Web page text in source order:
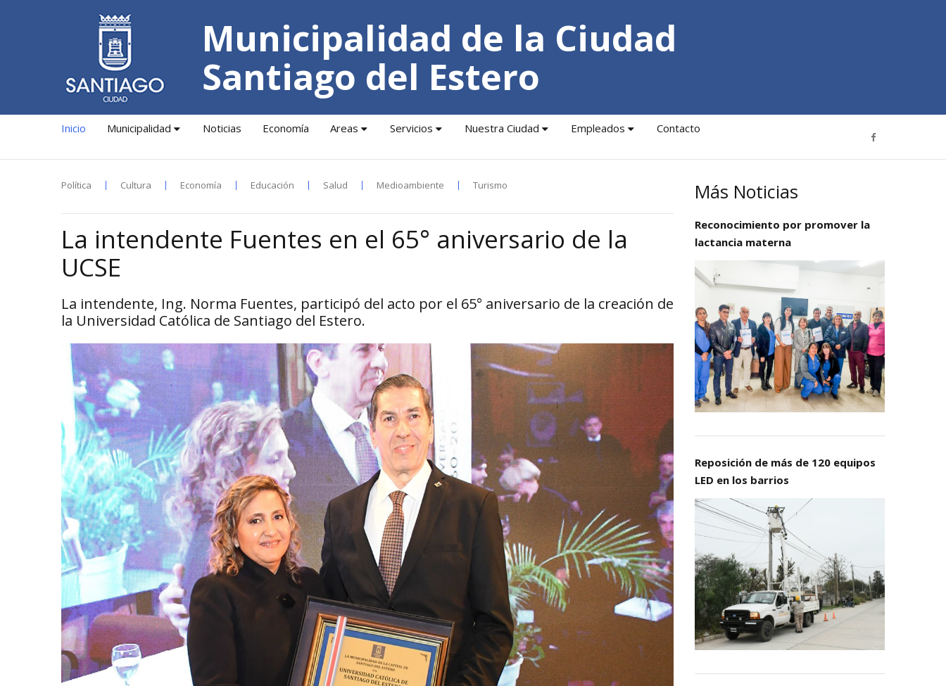
Municipalidad de la Ciudad
Santiago del Estero
Inicio Municipalidad Noticias Economía Areas Servicios Nuestra Ciudad Empleados Contacto
Política Cultura Economía Educación Salud Medioambiente Turismo
La intendente Fuentes en el 65° aniversario de la
UCSE
La intendente, Ing. Norma Fuentes, participó del acto por el 65° aniversario de la creación de
la Universidad Católica de Santiago del Estero.
Más Noticias
Reconocimiento por promover la
lactancia materna
Reposición de más de 120 equipos
LED en los barrios